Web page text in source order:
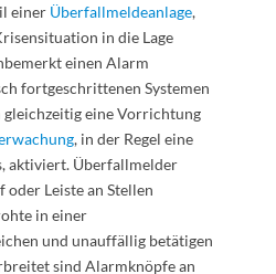
einer Überfallmeldeanlage,
in die Lage
einen Alarm
fortgeschrittenen Systemen
eine Vorrichtung
, in der Regel eine
aktiviert. Überfallmelder
Leiste an Stellen
in einer
und unauffällig betätigen
sind Alarmknöpfe an